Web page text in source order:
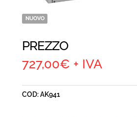
NUOVO
PREZZO
727,00€ + IVA
COD:AK941